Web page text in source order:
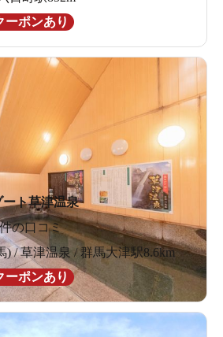
ーポンあり
ート草津温泉
の口コミ
) / 草津温泉 / 群馬大津駅8.6km
ーポンあり